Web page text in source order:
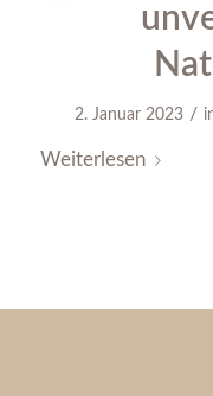
2. Januar 2023 /
Weiterlesen